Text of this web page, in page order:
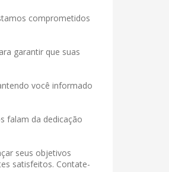
comprometidos
garantir que suas
você informado
falam da dedicação
seus objetivos
satisfeitos. Contate-